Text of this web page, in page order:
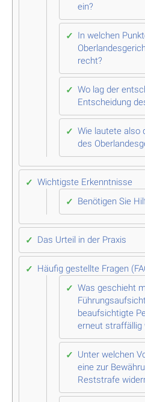
ein?
In welchen
recht?
Wo lag der
Entscheidung
Wie lautete also
des
Wichtigste Erkenntnisse
Benötigen Sie
Das Urteil in der Praxis
Häufig gestellte Fragen
Was geschieht
beaufsichtigte
erneut straffällig
Unter welchen
eine zur
Reststrafe